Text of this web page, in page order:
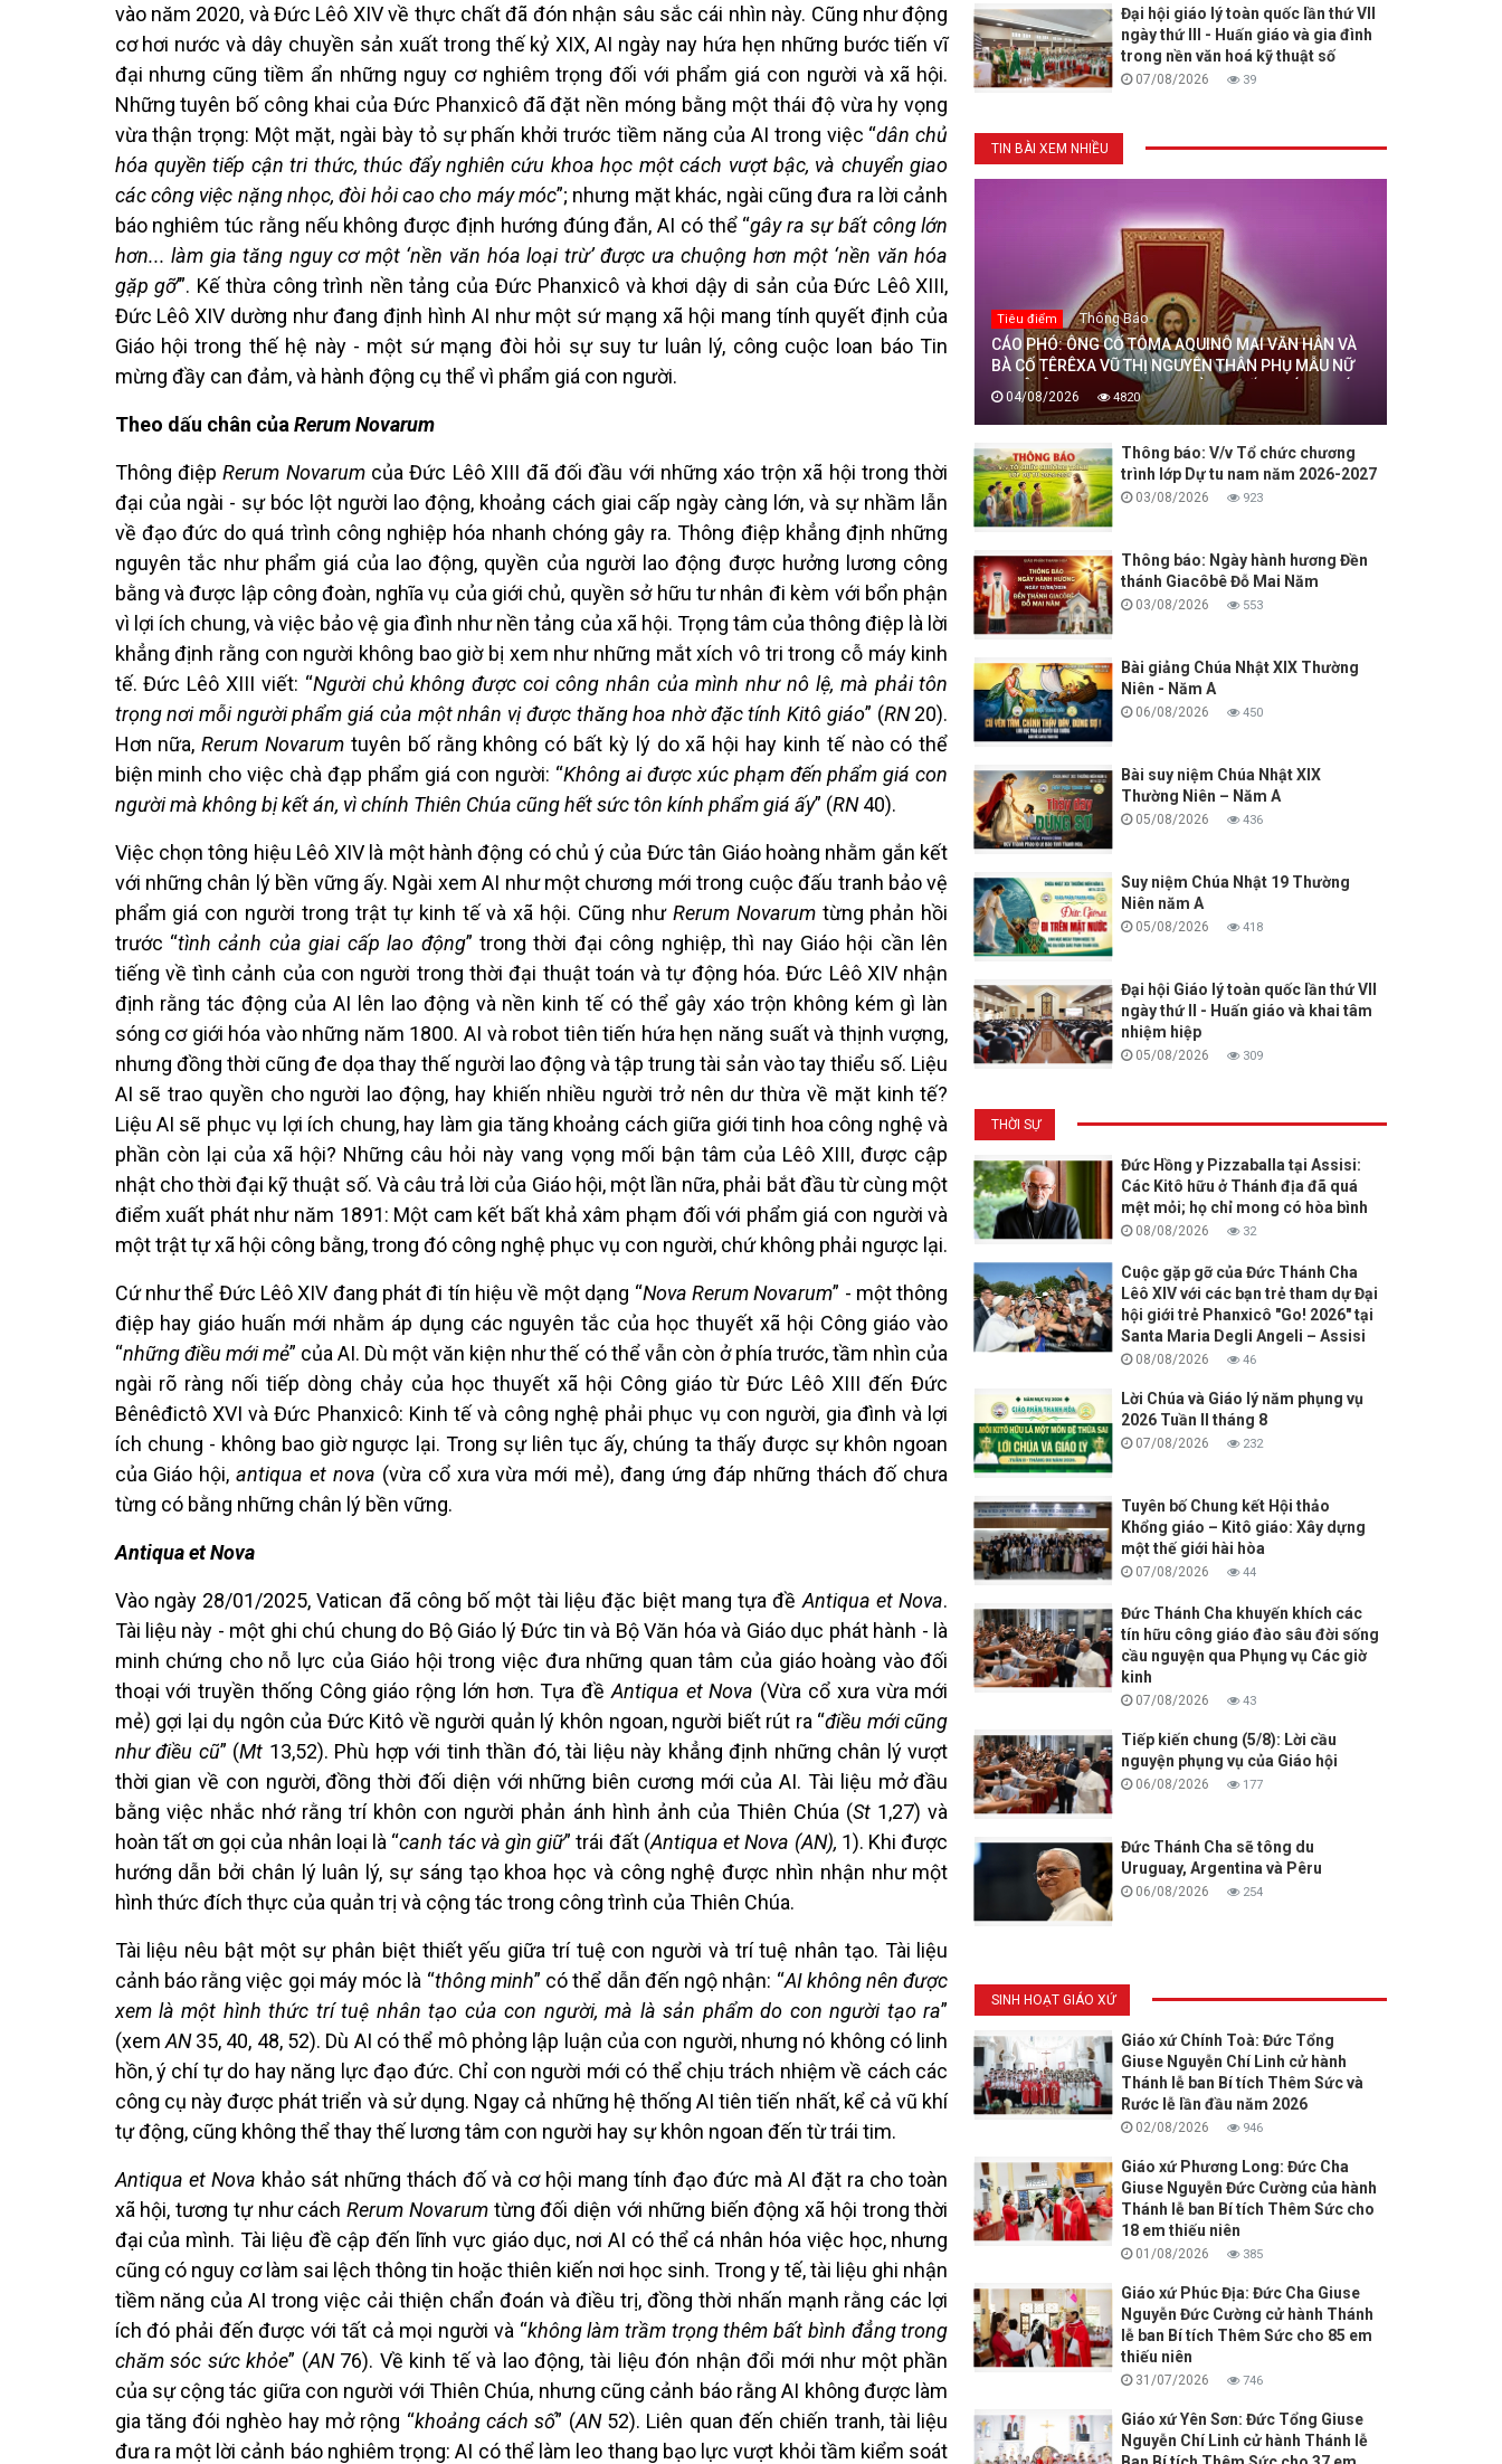
vào năm 2020, và Đức Lêô XIV về thực chất đã đón nhận sâu sắc cái nhìn này. Cũng như động
cơ hơi nước và dây chuyền sản xuất trong thế kỷ XIX, AI ngày nay hứa hẹn những bước tiến vĩ
đại nhưng cũng tiềm ẩn những nguy cơ nghiêm trọng đối với phẩm giá con người và xã hội.
Những tuyên bố công khai của Đức Phanxicô đã đặt nền móng bằng một thái độ vừa hy vọng
vừa thận trọng: Một mặt, ngài bày tỏ sự phấn khởi trước tiềm năng của AI trong việc “dân chủ
hóa quyền tiếp cận tri thức, thúc đẩy nghiên cứu khoa học một cách vượt bậc, và chuyển giao
các công việc nặng nhọc, đòi hỏi cao cho máy móc”; nhưng mặt khác, ngài cũng đưa ra lời cảnh
báo nghiêm túc rằng nếu không được định hướng đúng đắn, AI có thể “gây ra sự bất công lớn
hơn... làm gia tăng nguy cơ một ‘nền văn hóa loại trừ’ được ưa chuộng hơn một ‘nền văn hóa
gặp gỡ’”. Kế thừa công trình nền tảng của Đức Phanxicô và khơi dậy di sản của Đức Lêô XIII,
Đức Lêô XIV dường như đang định hình AI như một sứ mạng xã hội mang tính quyết định của
Giáo hội trong thế hệ này - một sứ mạng đòi hỏi sự suy tư luân lý, công cuộc loan báo Tin
mừng đầy can đảm, và hành động cụ thể vì phẩm giá con người.
Theo dấu chân của Rerum Novarum
Thông điệpRerum Novarumcủa Đức Lêô XIII đã đối đầu với những xáo trộn xã hội trong thời
đại của ngài - sự bóc lột người lao động, khoảng cách giai cấp ngày càng lớn, và sự nhầm lẫn
về đạo đức do quá trình công nghiệp hóa nhanh chóng gây ra. Thông điệp khẳng định những
nguyên tắc như phẩm giá của lao động, quyền của người lao động được hưởng lương công
bằng và được lập công đoàn, nghĩa vụ của giới chủ, quyền sở hữu tư nhân đi kèm với bổn phận
vì lợi ích chung, và việc bảo vệ gia đình như nền tảng của xã hội. Trọng tâm của thông điệp là lời
khẳng định rằng con người không bao giờ bị xem như những mắt xích vô tri trong cỗ máy kinh
tế. Đức Lêô XIII viết: “Người chủ không được coi công nhân của mình như nô lệ, mà phải tôn
trọng nơi mỗi người phẩm giá của một nhân vị được thăng hoa nhờ đặc tính Kitô giáo” (RN20).
Hơn nữa,Rerum Novarum tuyên bố rằng không có bất kỳ lý do xã hội hay kinh tế nào có thể
biện minh cho việc chà đạp phẩm giá con người: “Không ai được xúc phạm đến phẩm giá con
người mà không bị kết án, vì chính Thiên Chúa cũng hết sức tôn kính phẩm giá ấy” (RN40).
Việc chọn tông hiệu Lêô XIV là một hành động có chủ ý của Đức tân Giáo hoàng nhằm gắn kết
với những chân lý bền vững ấy. Ngài xem AI như một chương mới trong cuộc đấu tranh bảo vệ
phẩm giá con người trong trật tự kinh tế và xã hội. Cũng như Rerum Novarumtừng phản hồi
trước “tình cảnh của giai cấp lao động” trong thời đại công nghiệp, thì nay Giáo hội cần lên
tiếng về tình cảnh của con người trong thời đại thuật toán và tự động hóa. Đức Lêô XIV nhận
định rằng tác động của AI lên lao động và nền kinh tế có thể gây xáo trộn không kém gì làn
sóng cơ giới hóa vào những năm 1800. AI và robot tiên tiến hứa hẹn năng suất và thịnh vượng,
nhưng đồng thời cũng đe dọa thay thế người lao động và tập trung tài sản vào tay thiểu số. Liệu
AI sẽ trao quyền cho người lao động, hay khiến nhiều người trở nên dư thừa về mặt kinh tế?
Liệu AI sẽ phục vụ lợi ích chung, hay làm gia tăng khoảng cách giữa giới tinh hoa công nghệ và
phần còn lại của xã hội? Những câu hỏi này vang vọng mối bận tâm của Lêô XIII, được cập
nhật cho thời đại kỹ thuật số. Và câu trả lời của Giáo hội, một lần nữa, phải bắt đầu từ cùng một
điểm xuất phát như năm 1891: Một cam kết bất khả xâm phạm đối với phẩm giá con người và
một trật tự xã hội công bằng, trong đó công nghệ phục vụ con người, chứ không phải ngược lại.
Cứ như thể Đức Lêô XIV đang phát đi tín hiệu về một dạng “Nova Rerum Novarum” - một thông
điệp hay giáo huấn mới nhằm áp dụng các nguyên tắc của học thuyết xã hội Công giáo vào
“những điều mới mẻ” của AI. Dù một văn kiện như thế có thể vẫn còn ở phía trước, tầm nhìn của
ngài rõ ràng nối tiếp dòng chảy của học thuyết xã hội Công giáo từ Đức Lêô XIII đến Đức
Bênêđictô XVI và Đức Phanxicô: Kinh tế và công nghệ phải phục vụ con người, gia đình và lợi
ích chung - không bao giờ ngược lại. Trong sự liên tục ấy, chúng ta thấy được sự khôn ngoan
của Giáo hội,antiqua et nova (vừa cổ xưa vừa mới mẻ), đang ứng đáp những thách đố chưa
từng có bằng những chân lý bền vững.
Antiqua et Nova
Vào ngày 28/01/2025, Vatican đã công bố một tài liệu đặc biệt mang tựa đề Antiqua et Nova.
Tài liệu này - một ghi chú chung do Bộ Giáo lý Đức tin và Bộ Văn hóa và Giáo dục phát hành - là
minh chứng cho nỗ lực của Giáo hội trong việc đưa những quan tâm của giáo hoàng vào đối
thoại với truyền thống Công giáo rộng lớn hơn. Tựa đề Antiqua et Nova (Vừa cổ xưa vừa mới
mẻ) gợi lại dụ ngôn của Đức Kitô về người quản lý khôn ngoan, người biết rút ra “điều mới cũng
như điều cũ” (Mt 13,52). Phù hợp với tinh thần đó, tài liệu này khẳng định những chân lý vượt
thời gian về con người, đồng thời đối diện với những biên cương mới của AI. Tài liệu mở đầu
bằng việc nhắc nhớ rằng trí khôn con người phản ánh hình ảnh của Thiên Chúa (St 1,27) và
hoàn tất ơn gọi của nhân loại là “canh tác và gìn giữ” trái đất (Antiqua et Nova (AN), 1). Khi được
hướng dẫn bởi chân lý luân lý, sự sáng tạo khoa học và công nghệ được nhìn nhận như một
hình thức đích thực của quản trị và cộng tác trong công trình của Thiên Chúa.
Tài liệu nêu bật một sự phân biệt thiết yếu giữa trí tuệ con người và trí tuệ nhân tạo. Tài liệu
cảnh báo rằng việc gọi máy móc là “thông minh” có thể dẫn đến ngộ nhận: “AI không nên được
xem là một hình thức trí tuệ nhân tạo của con người, mà là sản phẩm do con người tạo ra”
(xem AN35, 40, 48, 52). Dù AI có thể mô phỏng lập luận của con người, nhưng nó không có linh
hồn, ý chí tự do hay năng lực đạo đức. Chỉ con người mới có thể chịu trách nhiệm về cách các
công cụ này được phát triển và sử dụng. Ngay cả những hệ thống AI tiên tiến nhất, kể cả vũ khí
tự động, cũng không thể thay thế lương tâm con người hay sự khôn ngoan đến từ trái tim.
Antiqua et Nova khảo sát những thách đố và cơ hội mang tính đạo đức mà AI đặt ra cho toàn
xã hội, tương tự như cáchRerum Novarumtừng đối diện với những biến động xã hội trong thời
đại của mình. Tài liệu đề cập đến lĩnh vực giáo dục, nơi AI có thể cá nhân hóa việc học, nhưng
cũng có nguy cơ làm sai lệch thông tin hoặc thiên kiến nơi học sinh. Trong y tế, tài liệu ghi nhận
tiềm năng của AI trong việc cải thiện chẩn đoán và điều trị, đồng thời nhấn mạnh rằng các lợi
ích đó phải đến được với tất cả mọi người và “không làm trầm trọng thêm bất bình đẳng trong
chăm sóc sức khỏe” (AN76). Về kinh tế và lao động, tài liệu đón nhận đổi mới như một phần
của sự cộng tác giữa con người với Thiên Chúa, nhưng cũng cảnh báo rằng AI không được làm
gia tăng đói nghèo hay mở rộng “khoảng cách số” (AN52). Liên quan đến chiến tranh, tài liệu
đưa ra một lời cảnh báo nghiêm trọng: AI có thể làm leo thang bạo lực vượt khỏi tầm kiểm soát
Đại hội giáo lý toàn quốc lần thứ VII
ngày thứ III - Huấn giáo và gia đình
trong nền văn hoá kỹ thuật số
07/08/2026 39
TIN BÀI XEM NHIỀU
Tiêu điểm Thông Báo
CÁO PHÓ: ÔNG CỐ TÔMA AQUINÔ MAI VĂN HÂN VÀ
BÀ CỐ TÊRÊXA VŨ THỊ NGUYÊN THÂN PHỤ MẪU NỮ
TU TÊRÊXA MAI THỊ THỊNH, DÒNG MẾN THÁNH GIÁ
THANH HOÁ ĐÃ AN NGHỈ TRONG CHÚA, NGÀY
04/08/2026
04/08/2026 4820
Thông báo: V/v Tổ chức chương
trình lớp Dự tu nam năm 2026-2027
03/08/2026 923
Thông báo: Ngày hành hương Đền
thánh Giacôbê Đỗ Mai Năm
03/08/2026 553
Bài giảng Chúa Nhật XIX Thường
Niên - Năm A
06/08/2026 450
Bài suy niệm Chúa Nhật XIX
Thường Niên – Năm A
05/08/2026 436
Suy niệm Chúa Nhật 19 Thường
Niên năm A
05/08/2026 418
Đại hội Giáo lý toàn quốc lần thứ VII
ngày thứ II - Huấn giáo và khai tâm
nhiệm hiệp
05/08/2026 309
THỜI SỰ
Đức Hồng y Pizzaballa tại Assisi:
Các Kitô hữu ở Thánh địa đã quá
mệt mỏi; họ chỉ mong có hòa bình
08/08/2026 32
Cuộc gặp gỡ của Đức Thánh Cha
Lêô XIV với các bạn trẻ tham dự Đại
hội giới trẻ Phanxicô "Go! 2026" tại
Santa Maria Degli Angeli – Assisi
08/08/2026 46
Lời Chúa và Giáo lý năm phụng vụ
2026 Tuần II tháng 8
07/08/2026 232
Tuyên bố Chung kết Hội thảo
Khổng giáo – Kitô giáo: Xây dựng
một thế giới hài hòa
07/08/2026 44
Đức Thánh Cha khuyến khích các
tín hữu công giáo đào sâu đời sống
cầu nguyện qua Phụng vụ Các giờ
kinh
07/08/2026 43
Tiếp kiến chung (5/8): Lời cầu
nguyện phụng vụ của Giáo hội
06/08/2026 177
Đức Thánh Cha sẽ tông du
Uruguay, Argentina và Pêru
06/08/2026 254
SINH HOẠT GIÁO XỨ
Giáo xứ Chính Toà: Đức Tổng
Giuse Nguyễn Chí Linh cử hành
Thánh lễ ban Bí tích Thêm Sức và
Rước lễ lần đầu năm 2026
02/08/2026 946
Giáo xứ Phương Long: Đức Cha
Giuse Nguyễn Đức Cường của hành
Thánh lễ ban Bí tích Thêm Sức cho
18 em thiếu niên
01/08/2026 385
Giáo xứ Phúc Địa: Đức Cha Giuse
Nguyễn Đức Cường cử hành Thánh
lễ ban Bí tích Thêm Sức cho 85 em
thiếu niên
31/07/2026 746
Giáo xứ Yên Sơn: Đức Tổng Giuse
Nguyễn Chí Linh cử hành Thánh lễ